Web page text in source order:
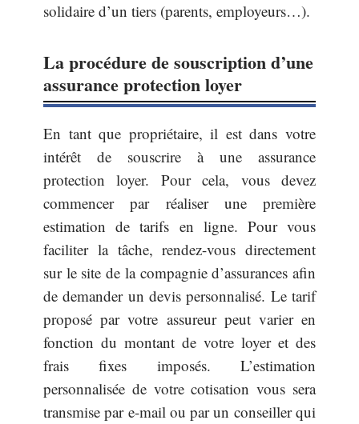
solidaire d’un tiers (parents, employeurs…).
La procédure de souscription d’une
assurance protection loyer
En tant que propriétaire, il est dans votre
intérêt de souscrire à une assurance
protection loyer. Pour cela, vous devez
commencer par réaliser une première
estimation de tarifs en ligne. Pour vous
faciliter la tâche, rendez-vous directement
sur le site de la compagnie d’assurances afin
de demander un devis personnalisé. Le tarif
proposé par votre assureur peut varier en
fonction du montant de votre loyer et des
frais fixes imposés. L’estimation
personnalisée de votre cotisation vous sera
transmise par e-mail ou par un conseiller qui